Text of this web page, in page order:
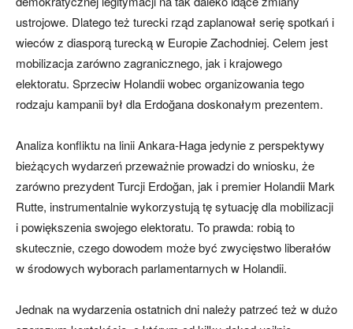
ustrojowe. Dlatego też turecki rząd zaplanował serię spotkań i
wieców z diasporą turecką w Europie Zachodniej. Celem jest
mobilizacja zarówno zagranicznego, jak i krajowego
elektoratu. Sprzeciw Holandii wobec organizowania tego
rodzaju kampanii był dla Erdoğana doskonałym prezentem.
Analiza konfliktu na linii Ankara-Haga jedynie z perspektywy
bieżących wydarzeń przeważnie prowadzi do wniosku, że
zarówno prezydent Turcji Erdoğan, jak i premier Holandii Mark
Rutte, instrumentalnie wykorzystują tę sytuację dla mobilizacji
i powiększenia swojego elektoratu. To prawda: robią to
skutecznie, czego dowodem może być zwycięstwo liberałów
w środowych wyborach parlamentarnych w Holandii.
Jednak na wydarzenia ostatnich dni należy patrzeć też w dużo